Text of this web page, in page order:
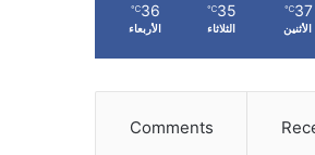
37
℃
الأثنين
35
℃
الثلاثاء
36
℃
الأربعاء
Comments